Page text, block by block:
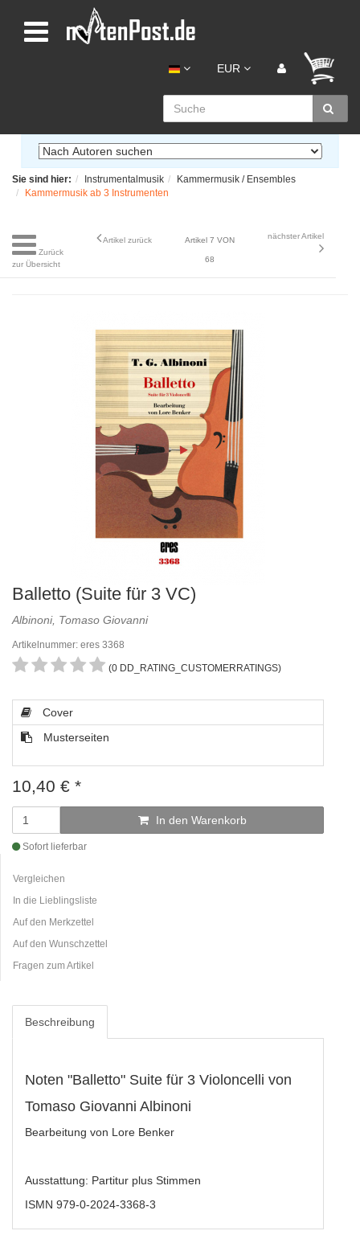
EUR
Sie sind hier: Instrumentalmusik
Kammermusik / Ensembles
Kammermusik ab 3 Instrumenten
Zurück
zur Übersicht
Artikel zurück Artikel 7 VON
68
nächster Artikel
Balletto (Suite für 3 VC)
Albinoni, Tomaso Giovanni
Artikelnummer: eres 3368
(0 DD_RATING_CUSTOMERRATINGS)
Cover
Musterseiten
10,40 € *
In den Warenkorb
Sofort lieferbar
Vergleichen
In die Lieblingsliste
Auf den Merkzettel
Auf den Wunschzettel
Fragen zum Artikel
Beschreibung
Noten "Balletto" Suite für 3 Violoncelli von
Tomaso Giovanni Albinoni
Bearbeitung von Lore Benker
Ausstattung: Partitur plus Stimmen
ISMN 979-0-2024-3368-3